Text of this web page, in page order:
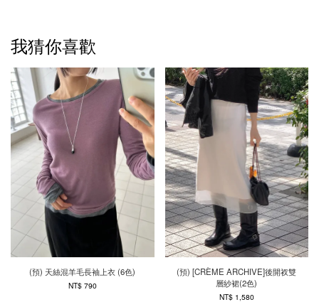
我猜你喜歡
(預) 天絲混羊毛長袖上衣 (6色)
NT$ 790
(預) [CRÈME ARCHIVE]後開衩雙
層紗裙(2色)
NT$ 1,580